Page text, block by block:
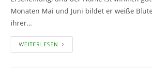
Monaten Mai und Juni bildet er weiße
ihrer…
WEITERLESEN TASCHENTUCHBAUM
–